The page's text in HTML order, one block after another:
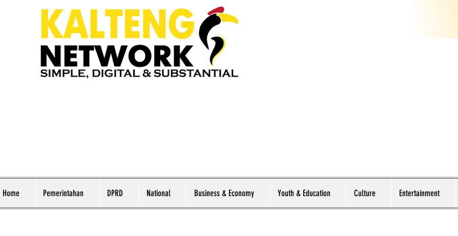
Home Pemerintahan DPRD National Business & Economy Youth & Education Culture Entertainment